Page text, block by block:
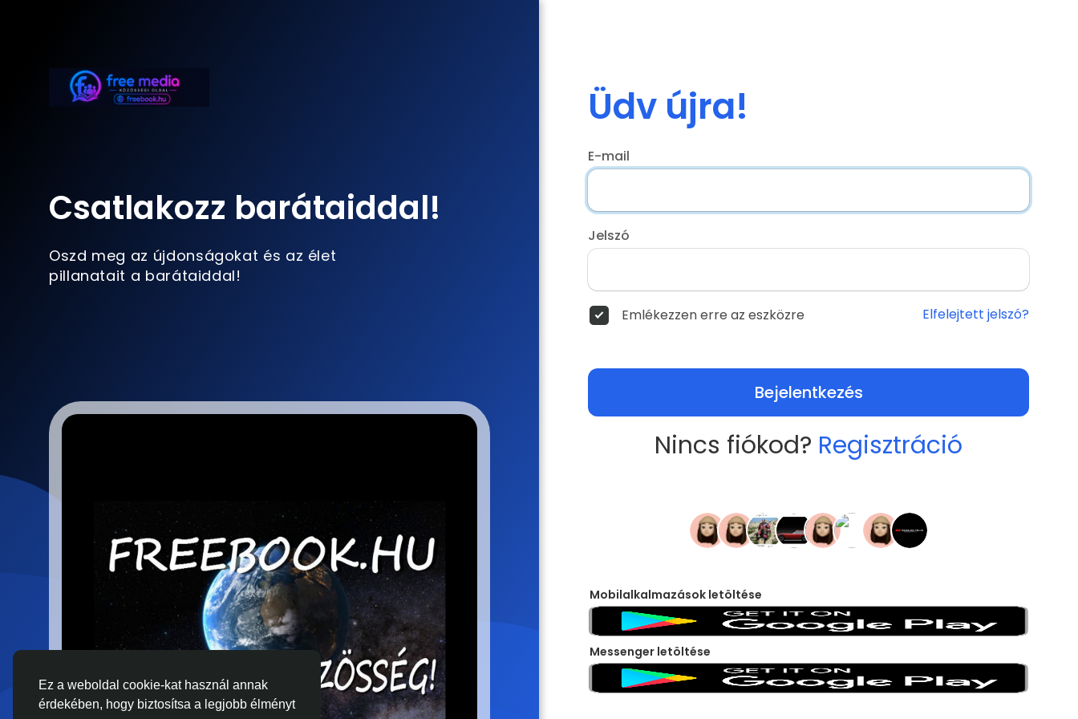
Ez a weboldal cookie-kat használ annak
érdekében, hogy biztosítsa a legjobb élményt
Csatlakozz barátaiddal!
Oszd meg az újdonságokat és az élet
pillanatait a barátaiddal!
Üdv újra!
E-mail
Jelszó
Emlékezzen erre az eszközre Elfelejtett jelszó?
Bejelentkezés
Nincs fiókod? Regisztráció
Mobilalkalmazások letöltése
Messenger letöltése